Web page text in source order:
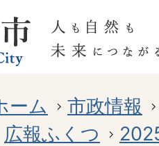
ーム
市政情報
広報ふくつ